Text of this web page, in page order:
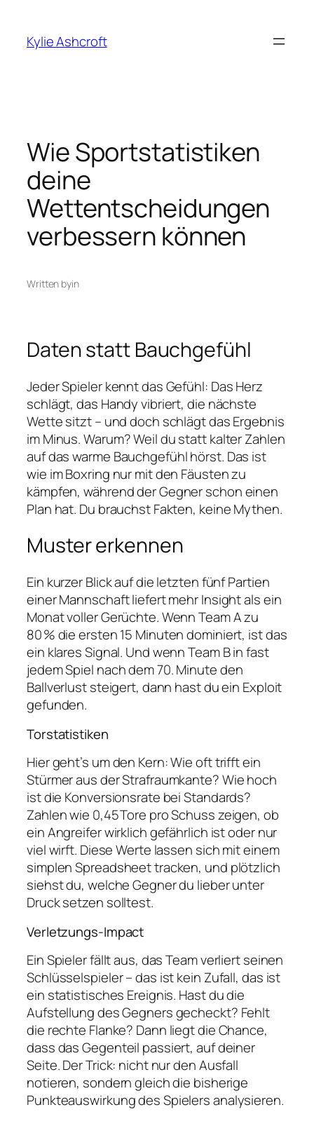
content
Kylie Ashcroft
Wie Sportstatistiken
deine
Wettentscheidungen
verbessern können
Written byin
Daten statt Bauchgefühl
Jeder Spieler kennt das Gefühl: Das Herz
schlägt, das Handy vibriert, die nächste
Wette sitzt – und doch schlägt das Ergebnis
im Minus. Warum? Weil du statt kalter Zahlen
auf das warme Bauchgefühl hörst. Das ist
wie im Boxring nur mit den Fäusten zu
kämpfen, während der Gegner schon einen
Plan hat. Du brauchst Fakten, keine Mythen.
Muster erkennen
Ein kurzer Blick auf die letzten fünf Partien
einer Mannschaft liefert mehr Insight als ein
Monat voller Gerüchte. Wenn Team A zu
80 % die ersten 15 Minuten dominiert, ist das
ein klares Signal. Und wenn Team B in fast
jedem Spiel nach dem 70. Minute den
Ballverlust steigert, dann hast du ein Exploit
gefunden.
Torstatistiken
Hier geht’s um den Kern: Wie oft trifft ein
Stürmer aus der Strafraumkante? Wie hoch
ist die Konversionsrate bei Standards?
Zahlen wie 0,45 Tore pro Schuss zeigen, ob
ein Angreifer wirklich gefährlich ist oder nur
viel wirft. Diese Werte lassen sich mit einem
simplen Spreadsheet tracken, und plötzlich
siehst du, welche Gegner du lieber unter
Druck setzen solltest.
Verletzungs‑Impact
Ein Spieler fällt aus, das Team verliert seinen
Schlüsselspieler – das ist kein Zufall, das ist
ein statistisches Ereignis. Hast du die
Aufstellung des Gegners gecheckt? Fehlt
die rechte Flanke? Dann liegt die Chance,
dass das Gegenteil passiert, auf deiner
Seite. Der Trick: nicht nur den Ausfall
notieren, sondern gleich die bisherige
Punkteauswirkung des Spielers analysieren.